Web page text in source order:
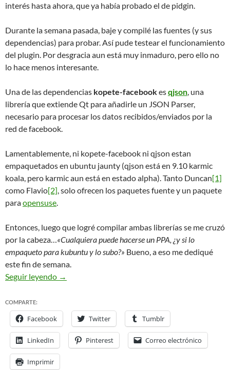
interés hasta ahora, que ya había probado el de pidgin.
Durante la semana pasada, baje y compilé las fuentes (y sus
dependencias) para probar. Así pude testear el funcionamiento
del plugin. Por desgracia aun está muy inmaduro, pero ello no
lo hace menos interesante.
Una de las dependencias kopete-facebookesqjson, una
librería que extiende Qt para añadirle un JSON Parser,
necesario para procesar los datos recibidos/enviados por la
red de facebook.
Lamentablemente, ni kopete-facebook ni qjson estan
empaquetados en ubuntu jaunty (qjson está en 9.10 karmic
koala, pero karmic aun está en estado alpha). Tanto Duncan[1]
como Flavio[2], solo ofrecen los paquetes fuente y un paquete
paraopensuse.
Entonces, luego que logré compilar ambas librerías se me cruzó
por la cabeza…«Cualquiera puede hacerse un PPA, ¿y si lo
empaqueto para kubuntu y lo subo?» Bueno, a eso me dediqué
este fin de semana.
Seguir leyendo Mi primer repositorio PPA
→
COMPARTE:
Facebook Twitter Tumblr
LinkedIn Pinterest Correo electrónico
Imprimir